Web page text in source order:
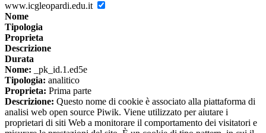
www.icgleopardi.edu.it
Nome
Tipologia
Proprieta
Descrizione
Durata
Nome: _pk_id.1.ed5e
Tipologia: analitico
Proprieta: Prima parte
Descrizione: Questo nome di cookie è associato alla piattaforma di
analisi web open source Piwik. Viene utilizzato per aiutare i
proprietari di siti Web a monitorare il comportamento dei visitatori e